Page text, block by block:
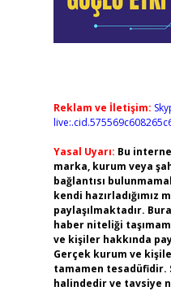
Reklam ve İletişim:
Yasal Uyarı: Bu
marka, kurum veya
bağlantısı
kendi hazırladığımız
paylaşılmaktadır.
haber niteliği
ve kişiler hakkında
Gerçek kurum ve
tamamen
halindedir ve tavsiye